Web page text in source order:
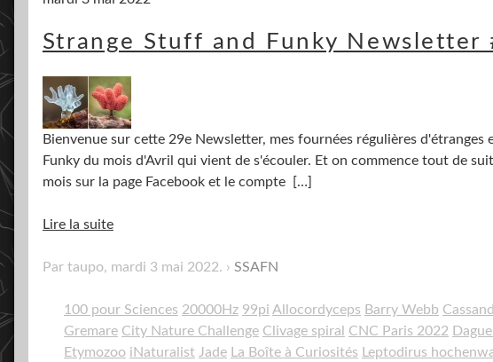
Strange Stuff and Funky Newsletter
Bienvenue sur cette 29e Newsletter, mes fournées régulières
Funky du mois d'Avril qui vient de s'écouler. Et on commence tout de
mois sur la page Facebook et le compte
[…]
Lire la suite
Par taupo, mardi 3 mai 2022. SSAFN
100 pour Sciences 20000Hz 99pi Allocordyceps Barry Webb
Gremare City Nature Challenge Clivage spiral CNC Paris 2022
Etymozoo iNaturalist Jade La Boîte à Curiosités Leptodirus